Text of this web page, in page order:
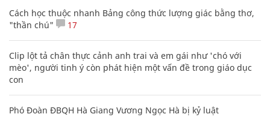
Cách học thuộc nhanh Bảng công thức lượng giác bằng thơ,
"thần chú"
17
Clip lột tả chân thực cảnh anh trai và em gái như 'chó với
mèo', người tinh ý còn phát hiện một vấn đề trong giáo dục
con
Phó Đoàn ĐBQH Hà Giang Vương Ngọc Hà bị kỷ luật